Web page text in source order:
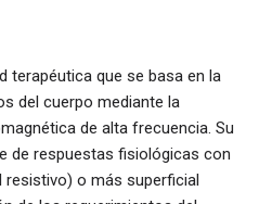
terapéutica que se basa en la
del cuerpo mediante la
de alta frecuencia. Su
de respuestas fisiológicas con
o más superficial